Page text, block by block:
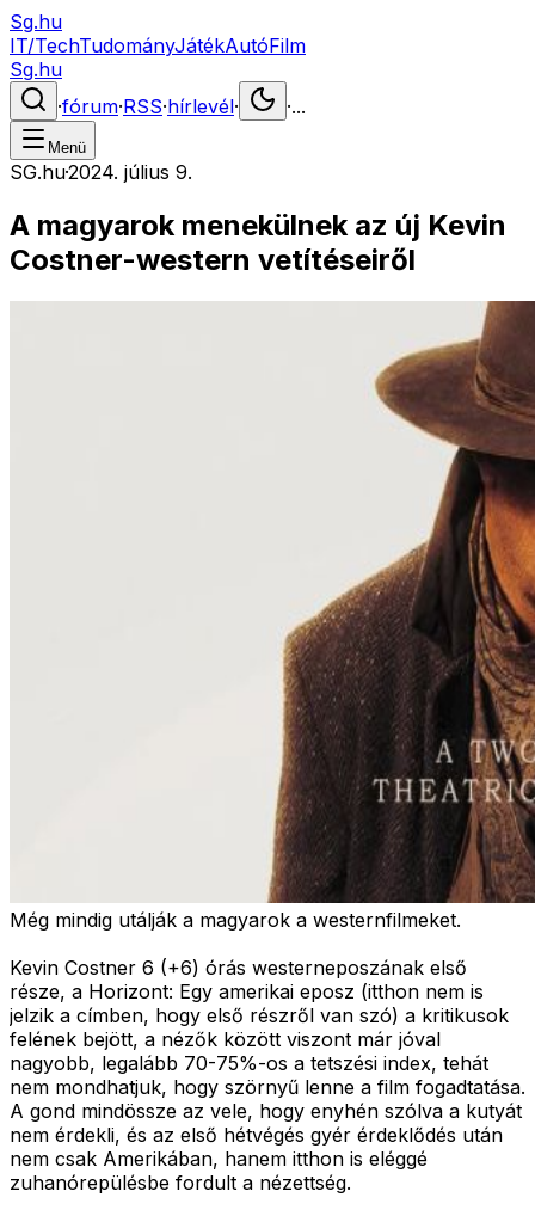
Sg.hu
IT/TechTudományJátékAutóFilm
Sg.hu
·fórum·RSS·hírlevél· ·...
Menü
SG.hu·2024. július 9.
A magyarok menekülnek az új Kevin
Costner-western vetítéseiről
Még mindig utálják a magyarok a westernfilmeket.
Kevin Costner 6 (+6) órás westerneposzának első
része, a Horizont: Egy amerikai eposz (itthon nem is
jelzik a címben, hogy első részről van szó) a kritikusok
felének bejött, a nézők között viszont már jóval
nagyobb, legalább 70-75%-os a tetszési index, tehát
nem mondhatjuk, hogy szörnyű lenne a film fogadtatása.
A gond mindössze az vele, hogy enyhén szólva a kutyát
nem érdekli, és az első hétvégés gyér érdeklődés után
nem csak Amerikában, hanem itthon is eléggé
zuhanórepülésbe fordult a nézettség.